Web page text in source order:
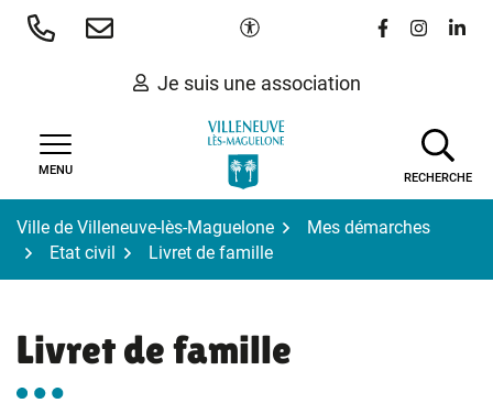
Aller
Paramètres d'accessibilité
Lien vers le
Lien vers
Lien
Je suis une association
MENU
RECHERCHE
Ville de Villeneuve-lès-Maguelone
Mes démarches
Etat civil
Livret de famille
Livret de famille